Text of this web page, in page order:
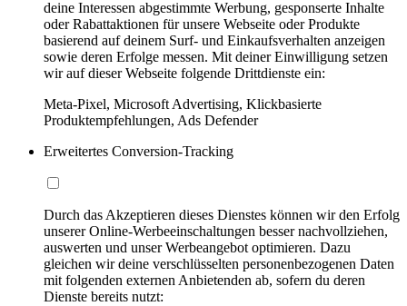
deine Interessen abgestimmte Werbung, gesponserte Inhalte
oder Rabattaktionen für unsere Webseite oder Produkte
basierend auf deinem Surf- und Einkaufsverhalten anzeigen
sowie deren Erfolge messen. Mit deiner Einwilligung setzen
wir auf dieser Webseite folgende Drittdienste ein:
Meta-Pixel, Microsoft Advertising, Klickbasierte
Produktempfehlungen, Ads Defender
Erweitertes Conversion-Tracking
Durch das Akzeptieren dieses Dienstes können wir den Erfolg
unserer Online-Werbeeinschaltungen besser nachvollziehen,
auswerten und unser Werbeangebot optimieren. Dazu
gleichen wir deine verschlüsselten personenbezogenen Daten
mit folgenden externen Anbietenden ab, sofern du deren
Dienste bereits nutzt: